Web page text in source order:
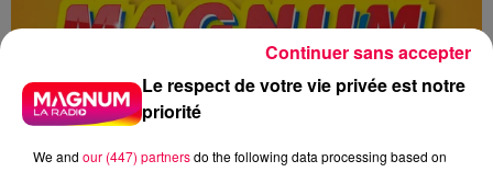
Le respect de votre vie privée est notre
priorité
We and our (447) partnersdo the following data processing based on
Continuer sans accepter